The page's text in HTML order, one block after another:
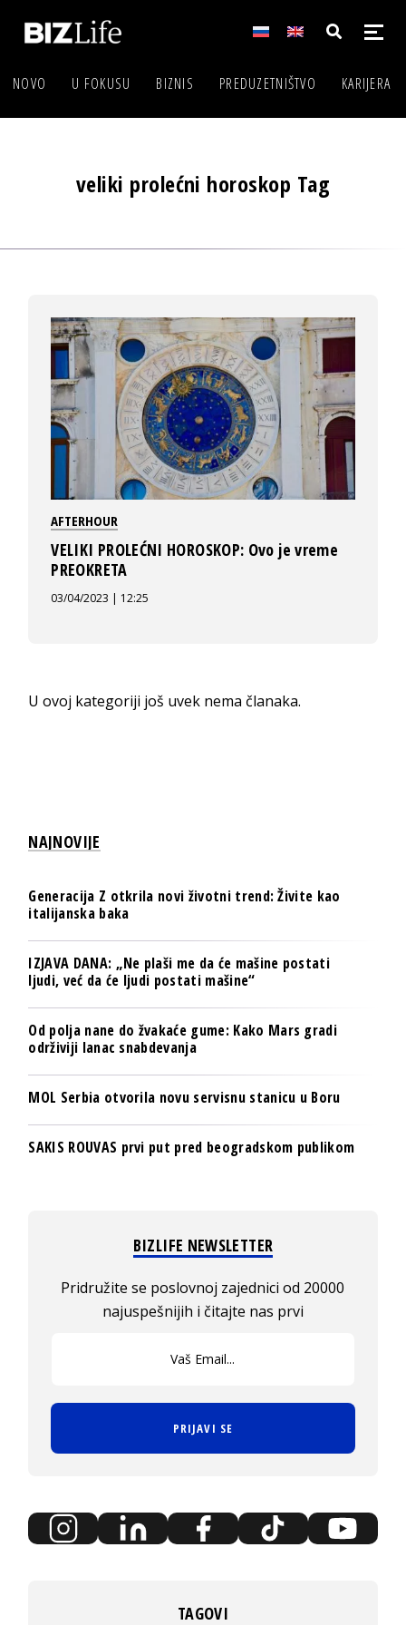
NOVO U FOKUSU BIZNIS PREDUZETNIŠTVO KARIJERA
veliki prolećni horoskop Tag
AFTERHOUR
VELIKI PROLEĆNI HOROSKOP: Ovo je vreme
PREOKRETA
03/04/2023 | 12:25
U ovoj kategoriji još uvek nema članaka.
NAJNOVIJE
Generacija Z otkrila novi životni trend: Živite kao
italijanska baka
IZJAVA DANA: „Ne plaši me da će mašine postati
ljudi, već da će ljudi postati mašine“
Od polja nane do žvakaće gume: Kako Mars gradi
održiviji lanac snabdevanja
MOL Serbia otvorila novu servisnu stanicu u Boru
SAKIS ROUVAS prvi put pred beogradskom publikom
BIZLIFE NEWSLETTER
Pridružite se poslovnoj zajednici od 20000
najuspešnijih i čitajte nas prvi
PRIJAVI SE
TAGOVI